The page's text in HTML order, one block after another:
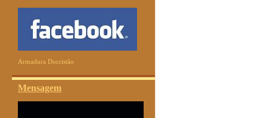
Armadura Docristão
Mensagem